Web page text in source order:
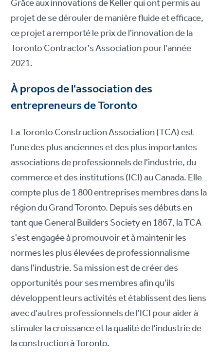
projet de se dérouler de manière fluide et efficace,
ce projet a remporté le prix de l'innovation de la
Toronto Contractor's Association pour l'année
2021.
À propos de l'association des
entrepreneurs de Toronto
La Toronto Construction Association (TCA) est
l'une des plus anciennes et des plus importantes
associations de professionnels de l'industrie, du
commerce et des institutions (ICI) au Canada. Elle
compte plus de 1 800 entreprises membres dans la
région du Grand Toronto. Depuis ses débuts en
tant que General Builders Society en 1867, la TCA
s'est engagée à promouvoir et à maintenir les
normes les plus élevées de professionnalisme
dans l'industrie. Sa mission est de créer des
opportunités pour ses membres afin qu'ils
développent leurs activités et établissent des liens
avec d'autres professionnels de l'ICI pour aider à
stimuler la croissance et la qualité de l'industrie de
la construction à Toronto.